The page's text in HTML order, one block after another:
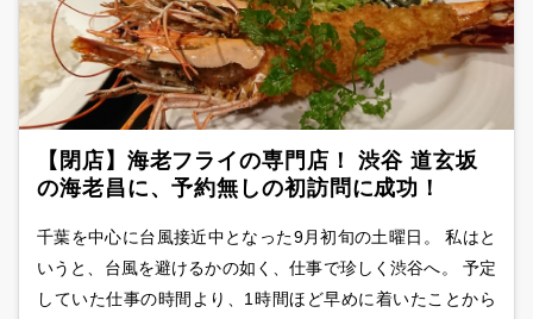
【閉店】海老フライの専門店！ 渋谷 道玄坂
の海老昌に、予約無しの初訪問に成功！
千葉を中心に台風接近中となった9月初旬の土曜日。 私はと
いうと、台風を避けるかの如く、仕事で珍しく渋谷へ。 予定
していた仕事の時間より、1時間ほど早めに着いたことから